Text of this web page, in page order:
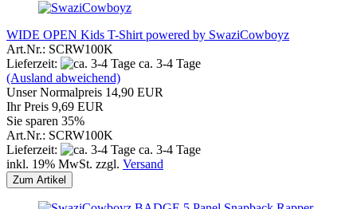
WIDE OPEN Kids T-Shirt powered by SwaziCowboyz
Art.Nr.: SCRW100K
Lieferzeit:
ca. 3-4 Tage
(Ausland abweichend)
Unser Normalpreis 14,90 EUR
Ihr Preis 9,69 EUR
Sie sparen 35%
Art.Nr.: SCRW100K
Lieferzeit:
ca. 3-4 Tage
inkl. 19% MwSt. zzgl. Versand
Zum Artikel